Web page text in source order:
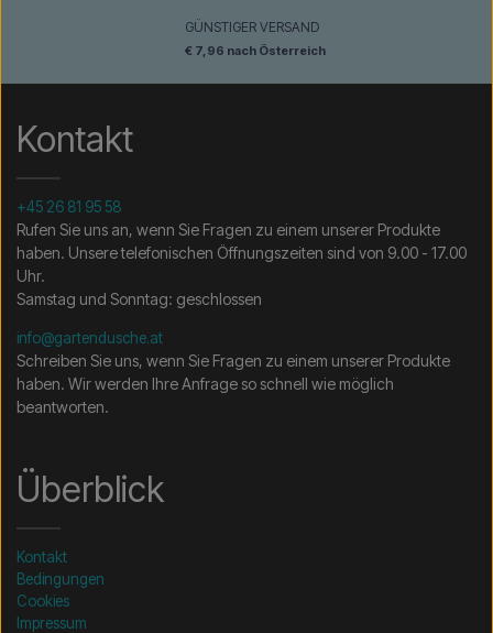
GÜNSTIGER VERSAND
€ 7,96 nach Österreich
Kontakt
+45 26 81 95 58
Rufen Sie uns an, wenn Sie Fragen zu einem unserer Produkte
haben. Unsere telefonischen Öffnungszeiten sind von 9.00 - 17.00
Uhr.
Samstag und Sonntag: geschlossen
info@gartendusche.at
Schreiben Sie uns, wenn Sie Fragen zu einem unserer Produkte
haben. Wir werden Ihre Anfrage so schnell wie möglich
beantworten.
Überblick
Kontakt
Bedingungen
Cookies
Impressum